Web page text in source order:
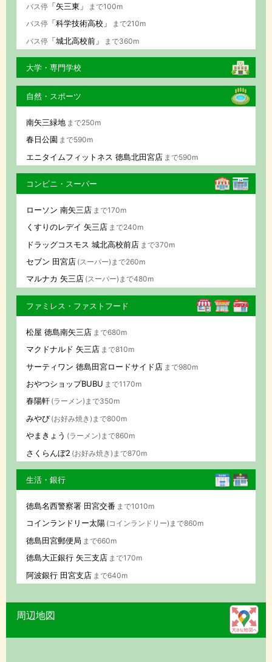
バス停「矢三東」
まで100m
バス停「科学技術高校」
まで210m
バス停「城北高校前」 まで360m
大学・専門学校
自然・スポーツ
南矢三緑地 まで250m
春日公園 まで590m
エニタイムフィットネス 徳島北田宮店 まで590m
コンビニ・スーパー
ローソン 南矢三店 まで170m
くすりのレデイ 矢三店 まで240m
ドラッグコスモス 城北高校前店 まで370m
セブン 田宮店 (スーパー)まで260m
マルナカ 矢三店 (スーパー)まで480m
ファミレス・ファストフード
松屋 徳島南矢三店 まで680m
マクドナルド 矢三店 まで810m
サーティワン 徳島田宮ロードサイド店 まで980m
おやつショップBUBU まで1170m
春陽軒 (ラーメン)まで350m
みやび (お好み焼き)まで800m
やまきょう (ラーメン)まで860m
さくらんぼ2 (お好み焼き)まで870m
生活・銀行
徳島名西警察署 田宮交番 まで1010m
コインランドリー太陽 (コインランドリー)まで860m
徳島田宮郵便局 まで660m
徳島大正銀行 矢三支店 まで170m
阿波銀行 田宮支店 まで640m
周辺地図